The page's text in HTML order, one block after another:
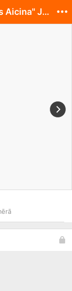
VEF_LJBL projekts "Basketbols Aicina" Jūrmalā